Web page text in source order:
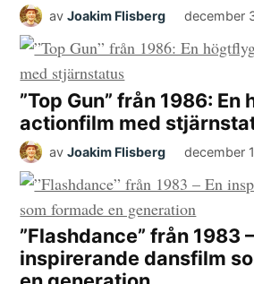
av Joakim Flisberg december
”Top Gun” från 1986:
actionfilm med
av Joakim Flisberg december
”Flashdance” från 1983
inspirerande dansfilm